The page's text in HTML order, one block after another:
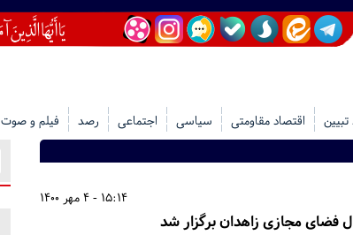
اقتصاد مقاومتی سیاسی اجتماعی رصد فیلم و صوت
15:14 - 4 مهر 1400
فضای مجازی زاهدان برگزار شد